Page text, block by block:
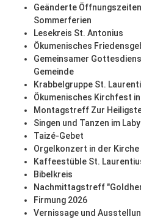
Geänderte
Sommerferien
Lesekreis St. Antonius
Ökumenisches
Gemeinsamer
Gemeinde
Krabbelgruppe St.
Ökumenisches Kirchfest
Montagstreff Zur
Singen und Tanzen im
Taizé-Gebet
Orgelkonzert in der
Kaffeestüble St.
Bibelkreis
Nachmittagstreff
Firmung 2026
Vernissage und